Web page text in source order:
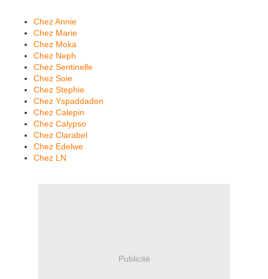
Chez Annie
Chez Marie
Chez Moka
Chez Neph
Chez Sentinelle
Chez Soie
Chez Stephie
Chez Yspaddaden
Chez Calepin
Chez Calypso
Chez Clarabel
Chez Edelwe
Chez LN
Publicité